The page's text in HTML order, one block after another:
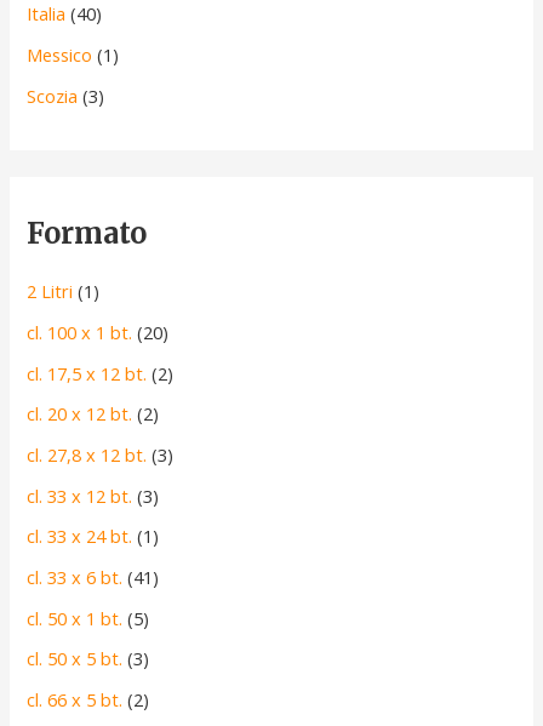
Italia (40)
Messico (1)
Scozia (3)
Formato
2 Litri (1)
cl. 100 x 1 bt. (20)
cl. 17,5 x 12 bt. (2)
cl. 20 x 12 bt. (2)
cl. 27,8 x 12 bt. (3)
cl. 33 x 12 bt. (3)
cl. 33 x 24 bt. (1)
cl. 33 x 6 bt. (41)
cl. 50 x 1 bt. (5)
cl. 50 x 5 bt. (3)
cl. 66 x 5 bt. (2)